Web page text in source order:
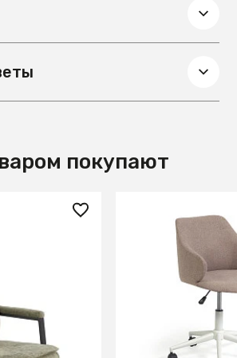
покупают
оливковый
47 990 ₽
Офисное кресло